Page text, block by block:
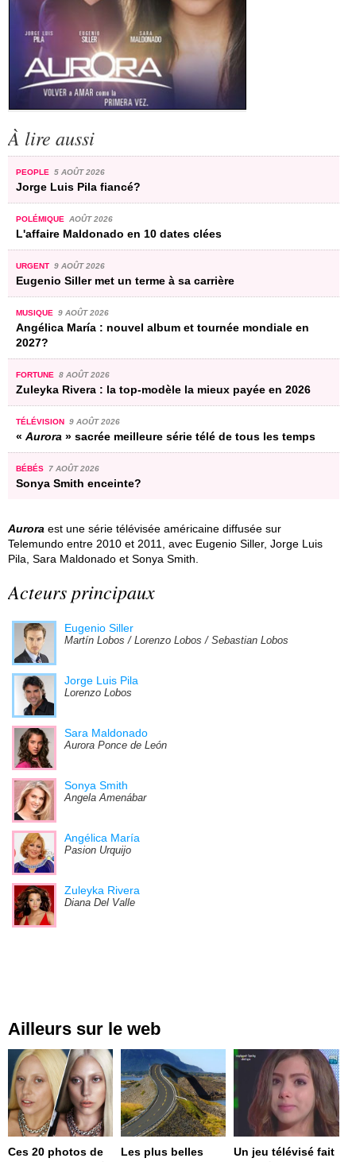
À lire aussi
PEOPLE 5 AOÛT 2026
Jorge Luis Pila fiancé?
POLÉMIQUE AOÛT 2026
L'affaire Maldonado en 10 dates clées
URGENT 9 AOÛT 2026
Eugenio Siller met un terme à sa carrière
MUSIQUE 9 AOÛT 2026
Angélica María : nouvel album et tournée mondiale en
2027?
FORTUNE 8 AOÛT 2026
Zuleyka Rivera : la top-modèle la mieux payée en 2026
TÉLÉVISION 9 AOÛT 2026
« Aurora » sacrée meilleure série télé de tous les temps
BÉBÉS 7 AOÛT 2026
Sonya Smith enceinte?
Aurora est une série télévisée américaine diffusée sur
Telemundo entre 2010 et 2011, avec Eugenio Siller, Jorge Luis
Pila, Sara Maldonado et Sonya Smith.
Acteurs principaux
Eugenio Siller
Martín Lobos / Lorenzo Lobos / Sebastian Lobos
Jorge Luis Pila
Lorenzo Lobos
Sara Maldonado
Aurora Ponce de León
Sonya Smith
Angela Amenábar
Angélica María
Pasion Urquijo
Zuleyka Rivera
Diana Del Valle
Ailleurs sur le web
Ces 20 photos de
Les plus belles
Un jeu télévisé fait